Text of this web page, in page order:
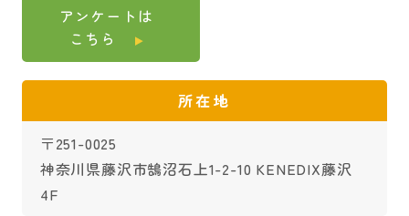
アンケートは
こちら
所在地
〒251-0025
神奈川県藤沢市鵠沼石上1-2-10 KENEDIX藤沢
4F